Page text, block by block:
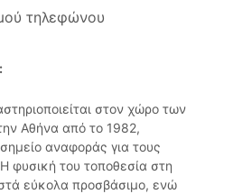
τηλεφώνου
στον χώρο των
Αθήνα από το 1982,
αναφοράς για τους
φυσική του τοποθεσία στη
εύκολα προσβάσιμο, ενώ